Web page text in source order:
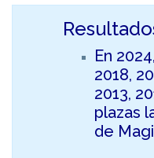
En
2018,
2013,
plazas
de